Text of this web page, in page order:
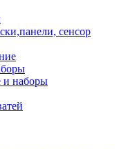
сенсор
и наборы